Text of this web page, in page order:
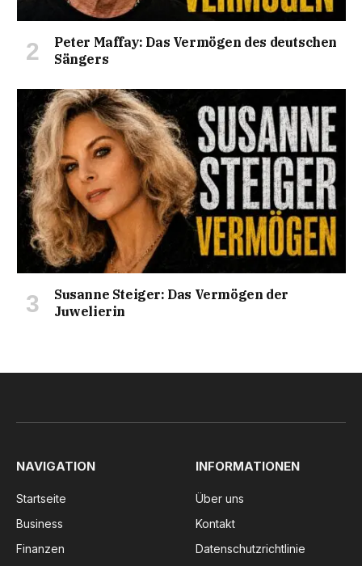
Peter Maffay: Das Vermögen des deutschen
Sängers
Susanne Steiger: Das Vermögen der
Juwelierin
NAVIGATION
Startseite
Business
Finanzen
INFORMATIONEN
Über uns
Kontakt
Datenschutzrichtlinie